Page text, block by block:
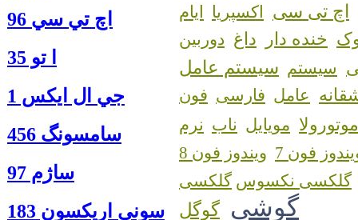
اچ تي سي 96
ا‍ تو 35
جي ال ايكس 1
سامسونگ 456
ساژم 97
سوني اريكسون 183
اچ تی سی اکسپریا ایام
خنده دار داغ دوربین
سیستم سیستم عامل
عامل فارسی فون
موتورولا مویایل ناب نرم
فون 7
ویندوز فون 8
گلکسی نکسوس
گوشی گوگل